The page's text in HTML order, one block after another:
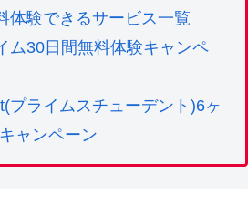
体験できるサービス一覧
ム30日間無料体験キャンペ
プライムスチューデント)6ヶ
ャンペーン